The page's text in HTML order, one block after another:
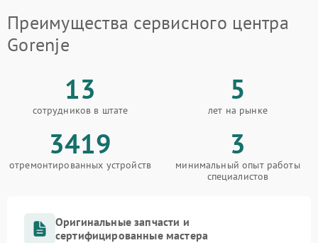
Преимущества сервисного центра
Gorenje
13
сотрудников в штате
5
лет на рынке
3419
отремонтированных устройств
3
минимальный опыт работы
специалистов
Оригинальные запчасти и
сертифицированные мастера